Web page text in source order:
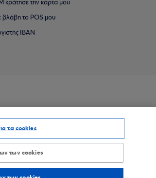
κράτησε την κάρτα μου
βλάβη το POS μου
IBAN
τα cookies
των cookies